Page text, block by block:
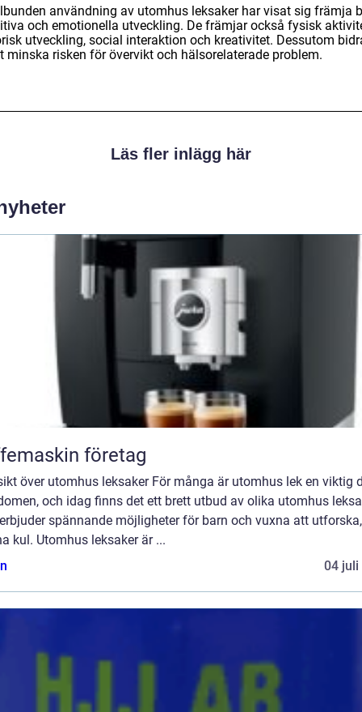
användning av utomhus leksaker har visat sig främja
och emotionella utveckling. De främjar också fysisk
utveckling, social interaktion och kreativitet. Dessutom
minska risken för övervikt och hälsorelaterade problem.
Läs fler inlägg här
företag
över utomhus leksaker För många är utomhus lek en viktig
och idag finns det ett brett utbud av olika utomhus
spännande möjligheter för barn och vuxna att
kul. Utomhus leksaker är ...
04 juli